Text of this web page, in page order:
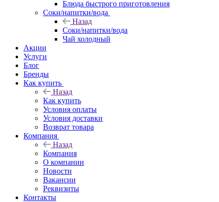
Блюда быстрого приготовления
Соки/напитки/вода
Назад
Соки/напитки/вода
Чай холодный
Акции
Услуги
Блог
Бренды
Как купить
Назад
Как купить
Условия оплаты
Условия доставки
Возврат товара
Компания
Назад
Компания
О компании
Новости
Вакансии
Реквизиты
Контакты